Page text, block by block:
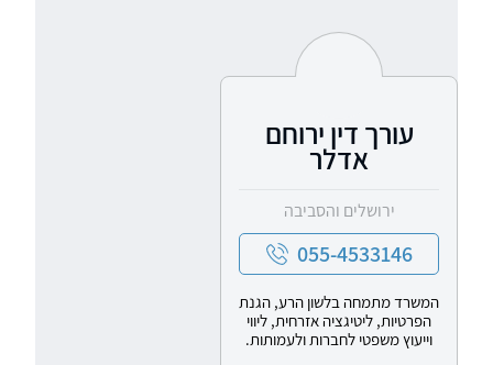
עורך דין ירוחם
אדלר
ירושלים והסביבה
055-4533146
המשרד מתמחה בלשון הרע, הגנת
הפרטיות, ליטיגציה אזרחית, ליווי
וייעוץ משפטי לחברות ולעמותות.